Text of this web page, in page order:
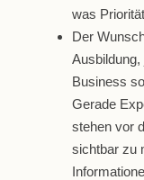
was
Der
Business
Gerade
stehen vor
sichtbar zu